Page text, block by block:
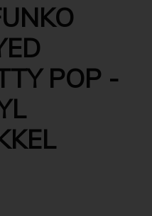
POP -